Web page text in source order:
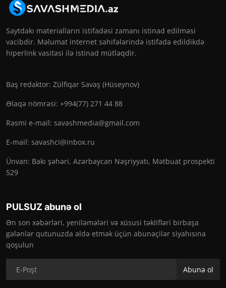
Saytdakı materialların istifadəsi zamanı istinad edilməsi
vacibdir. Məlumat internet səhifələrində istifadə edildikdə
hiperlink vasitəsi ilə istinad mütləqdir.
Baş redaktor: Zülfiqar Savaş (Hüseynov)
Əlaqə nömrəsi: +994(77) 271 44 88
Rəsmi e-mail: savashmedia@gmail.com
E-mail: savashci@inbox.ru
Ünvan: Bakı şəhəri, Azərbaycan Nəşriyyatı, Mətbuat prospekti
529
PULSUZ abunə ol
Ən son xəbərləri, yeniləmələri və xüsusi təklifləri birbaşa
gələnlər qutunuzda əldə etmək üçün abunəçilər siyahısına
qoşulun
Abunə ol